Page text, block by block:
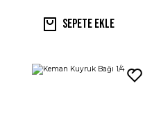
Sepete Ekle